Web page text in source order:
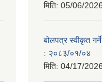
मिति: 05/06/
बोलपत्र स्वीकृत
: २०८३/०१/०४
मिति: 04/17/